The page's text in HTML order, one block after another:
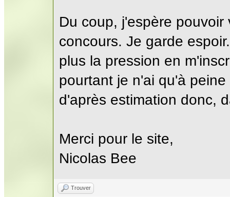
Du coup, j'espère
concours. Je garde
plus la pression en
pourtant je n'ai qu'à
d'après estimation donc,
Merci pour le site,
Nicolas Bee
Trouver